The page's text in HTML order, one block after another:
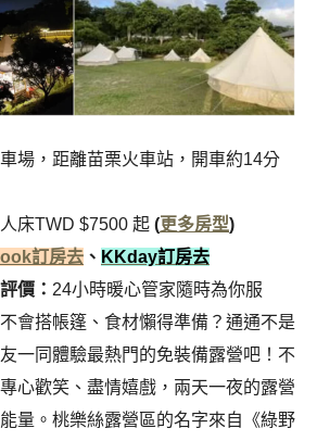
場，距離苗栗火車站 ， 開車約14分
床TWD $7500 起 (更多房型)
訂房去 、 KKday訂房去
價： 24小時暖心管家隨時為你服
會搭帳篷、食材懶得準備？通通不是
一同體驗最熱門的免裝備露營吧！不
心歡笑、盡情嬉戲，兩天一夜的露營
量。桃樂絲露營區的名字來自《綠野